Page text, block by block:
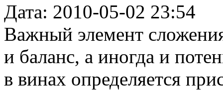
Дата: 2010-05-02 23:54
Важный элемент
и баланс, а иногда и
в винах определяется